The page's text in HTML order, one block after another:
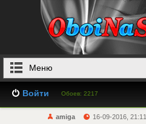
Меню
Войти Обоев: 2217
amiga 16-09-2016, 21:11